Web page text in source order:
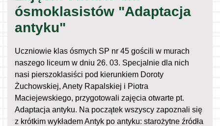
ósmoklasistów "Adaptacja
antyku"
Uczniowie klas ósmych SP nr 45 gościli w murach
naszego liceum w dniu 26. 03. Specjalnie dla nich
nasi pierszoklasiści pod kierunkiem Doroty
Żuchowskiej, Anety Rapalskiej i Piotra
Maciejewskiego, przygotowali zajęcia otwarte pt.
Adaptacja antyku. Na początek wszyscy zapoznali się
z krótkim wykładem Antyk po antyku: starożytne źródła